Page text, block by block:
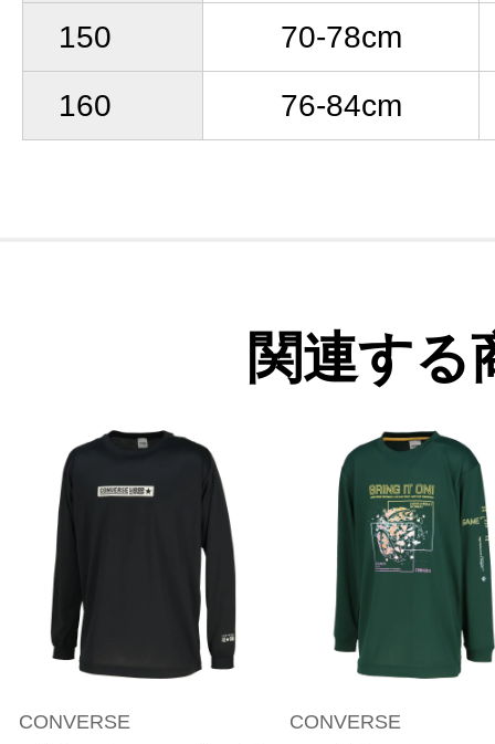
150
70-78cm
160
76-84cm
関連する
CONVERSE CONVERSE